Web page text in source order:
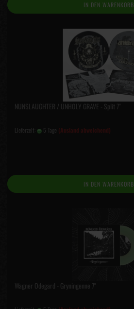
IN DEN WARENKORB
NUNSLAUGHTER / UNHOLY GRAVE - Split 7"
Lieferzeit: 5 Tage (Ausland abweichend)
IN DEN WARENKORB
Wagner Odegard - Gryningenne 7"